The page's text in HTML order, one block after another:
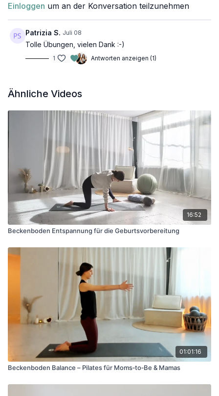
Einloggen um an der Konversation teilzunehmen
Patrizia S. Juli 08
Tolle Übungen, vielen Dank :-)
1 Antworten anzeigen (1)
Ähnliche Videos
16:52
Beckenboden Entspannung für die Geburtsvorbereitung
01:01:16
Beckenboden Balance – Pilates für Moms‑to‑Be & Mamas